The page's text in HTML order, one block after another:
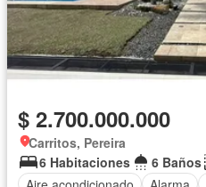
$ 2.700.000.000
Carritos, Pereira
6 Habitaciones
6 Baños